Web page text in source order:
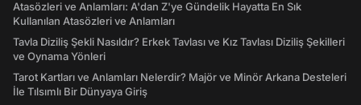
Atasözleri ve Anlamları: A'dan Z'ye Gündelik Hayatta En Sık
Kullanılan Atasözleri ve Anlamları
Tavla Diziliş Şekli Nasıldır? Erkek Tavlası ve Kız Tavlası Diziliş Şekilleri
ve Oynama Yönleri
Tarot Kartları ve Anlamları Nelerdir? Majör ve Minör Arkana Desteleri
İle Tılsımlı Bir Dünyaya Giriş